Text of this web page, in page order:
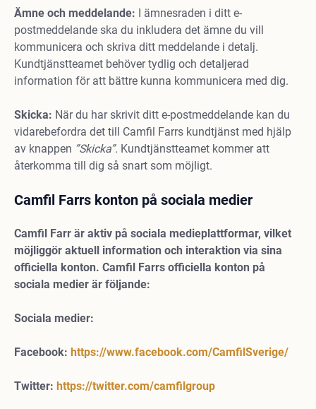
Ämne och meddelande: I ämnesraden i ditt e-
postmeddelande ska du inkludera det ämne du vill
kommunicera och skriva ditt meddelande i detalj.
Kundtjänstteamet behöver tydlig och detaljerad
information för att bättre kunna kommunicera med dig.
Skicka: När du har skrivit ditt e-postmeddelande kan du
vidarebefordra det till Camfil Farrs kundtjänst med hjälp
av knappen ”Skicka”. Kundtjänstteamet kommer att
återkomma till dig så snart som möjligt.
Camfil Farrs konton på sociala medier
Camfil Farr är aktiv på sociala medieplattformar, vilket
möjliggör aktuell information och interaktion via sina
officiella konton. Camfil Farrs officiella konton på
sociala medier är följande:
Sociala medier:
Facebook: https://www.facebook.com/CamfilSverige/
Twitter: https://twitter.com/camfilgroup